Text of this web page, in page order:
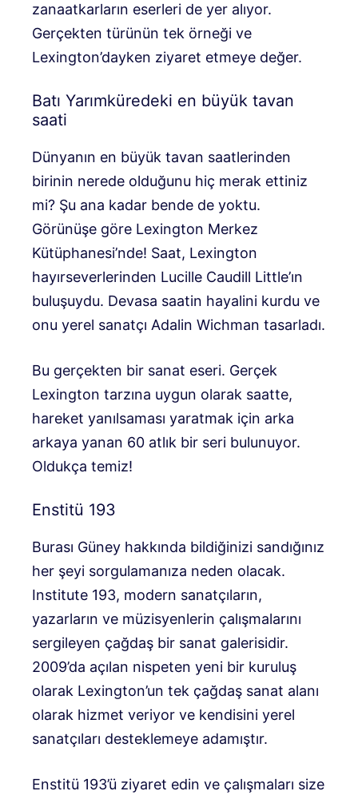
zanaatkarların eserleri de yer alıyor.
Gerçekten türünün tek örneği ve
Lexington’dayken ziyaret etmeye değer.
Batı Yarımküredeki en büyük tavan
saati
Dünyanın en büyük tavan saatlerinden
birinin nerede olduğunu hiç merak ettiniz
mi? Şu ana kadar bende de yoktu.
Görünüşe göre Lexington Merkez
Kütüphanesi’nde! Saat, Lexington
hayırseverlerinden Lucille Caudill Little’ın
buluşuydu. Devasa saatin hayalini kurdu ve
onu yerel sanatçı Adalin Wichman tasarladı.
Bu gerçekten bir sanat eseri. Gerçek
Lexington tarzına uygun olarak saatte,
hareket yanılsaması yaratmak için arka
arkaya yanan 60 atlık bir seri bulunuyor.
Oldukça temiz!
Enstitü 193
Burası Güney hakkında bildiğinizi sandığınız
her şeyi sorgulamanıza neden olacak.
Institute 193, modern sanatçıların,
yazarların ve müzisyenlerin çalışmalarını
sergileyen çağdaş bir sanat galerisidir.
2009’da açılan nispeten yeni bir kuruluş
olarak Lexington’un tek çağdaş sanat alanı
olarak hizmet veriyor ve kendisini yerel
sanatçıları desteklemeye adamıştır.
Enstitü 193’ü ziyaret edin ve çalışmaları size